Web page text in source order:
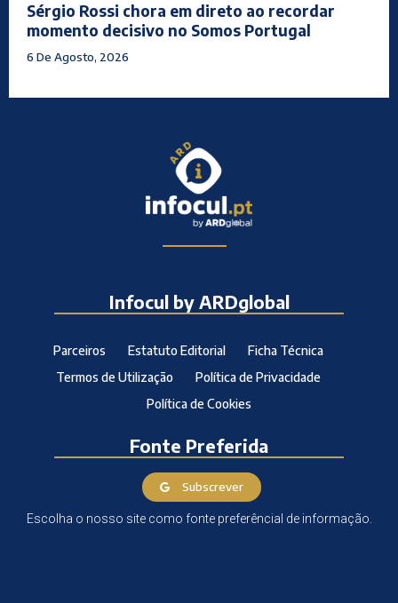
Sérgio Rossi chora em direto ao recordar
momento decisivo no Somos Portugal
6 De Agosto, 2026
Infocul by ARDglobal
Parceiros Estatuto Editorial
Ficha Técnica
Termos de Utilização
Política de Privacidade
Política de Cookies
Fonte Preferida
Subscrever
Escolha o nosso site como fonte preferêncial de informação.